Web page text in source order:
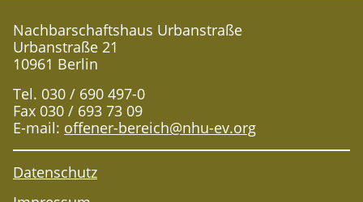
Nachbarschaftshaus Urbanstraße
Urbanstraße 21
10961 Berlin
Tel. 030 / 690 497-0
Fax 030 / 693 73 09
E-mail: offener-bereich@nhu-ev.org
Datenschutz